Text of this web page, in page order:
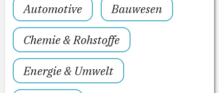
Automotive
Bauwesen
Chemie & Rohstoffe
Energie & Umwelt